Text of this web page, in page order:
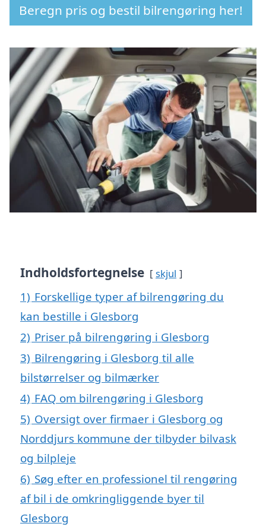
Beregn pris og bestil bilrengøring her!
Indholdsfortegnelse skjul
1) Forskellige typer af bilrengøring du
kan bestille i Glesborg
2) Priser på bilrengøring i Glesborg
3) Bilrengøring i Glesborg til alle
bilstørrelser og bilmærker
4) FAQ om bilrengøring i Glesborg
5) Oversigt over firmaer i Glesborg og
Norddjurs kommune der tilbyder bilvask
og bilpleje
6) Søg efter en professionel til rengøring
af bil i de omkringliggende byer til
Glesborg